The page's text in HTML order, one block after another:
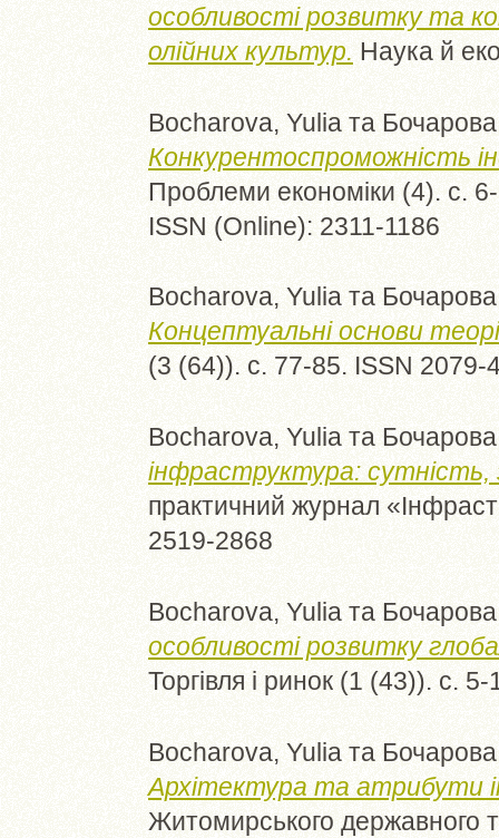
особливості розвитку та
олійних культур. Наука й
Bocharova, Yulia та
Конкурентоспроможність
Проблеми економіки (4). с.
ISSN (Online): 2311-1186
Bocharova, Yulia та
Концептуальні основи
(3 (64)). с. 77-85. ISSN 2079-
Bocharova, Yulia та
інфраструктура: сутність,
практичний журнал
2519-2868
Bocharova, Yulia та
особливості розвитку
Торгівля і ринок (1 (43)). с.
Bocharova, Yulia та
Архітектура та атрибути
Житомирського державного